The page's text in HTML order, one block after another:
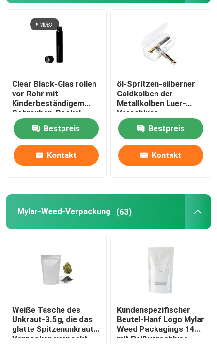
Mylar-Weed-Verpackung
Glasunkraut-Glas
Unkrautglas aus Kunststoff
Kind beständiges Tin Box
Luer-Lock-Glasspritze
Andere Papierkisten
Konzentrat-Glasgefäß
Bambusdeckel-Glasgefäß
Clear Black-Glas rollen
vor Rohr mit
Kinderbeständigem
Schrauben-Deckel
22x116mm
Bestpreis
Kontakt
öl-Spritzen-silberner
Goldkolben der
Metallkolben Luer-
Verschluss-
Glasspritzen-1ml
Bestpreis
Kontakt
Mylar-Weed-Verpackung (63)
Weiße Tasche des
Unkraut-3.5g, die das
glatte Spitzenunkraut-
Verpacken verpackt
Kundenspezifischer
Beutel-Hanf Logo Mylar
Weed Packagings 14G
mit Reißverschluss